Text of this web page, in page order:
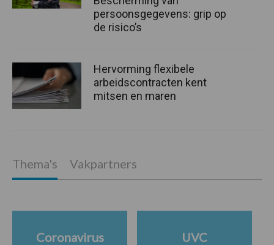
persoonsgegevens: grip op
de risico’s
Hervorming flexibele
arbeidscontracten kent
mitsen en maren
Thema's Vakpartners
Coronavirus UVC